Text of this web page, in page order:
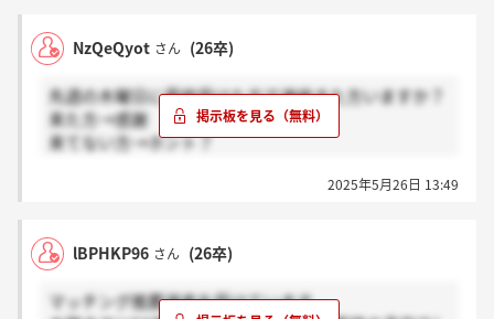
NzQeQyot さん (26卒)
先週の木曜日に最終受けた方で連絡きた方いますか？
来た方→感謝
来てない方→ホント？
2025年5月26日 13:49
lBPHKP96 さん (26卒)
マッチング推薦選考を受けています。